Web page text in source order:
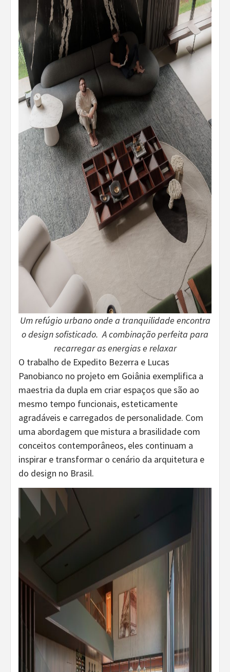
Um refúgio urbano onde a tranquilidade encontra
o design sofisticado. ️ A combinação perfeita para
recarregar as energias e relaxar
O trabalho de Expedito Bezerra e Lucas
Panobianco no projeto em Goiânia exemplifica a
maestria da dupla em criar espaços que são ao
mesmo tempo funcionais, esteticamente
agradáveis e carregados de personalidade. Com
uma abordagem que mistura a brasilidade com
conceitos contemporâneos, eles continuam a
inspirar e transformar o cenário da arquitetura e
do design no Brasil.